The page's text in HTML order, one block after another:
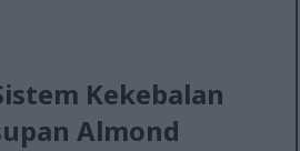
Kekebalan
Almond